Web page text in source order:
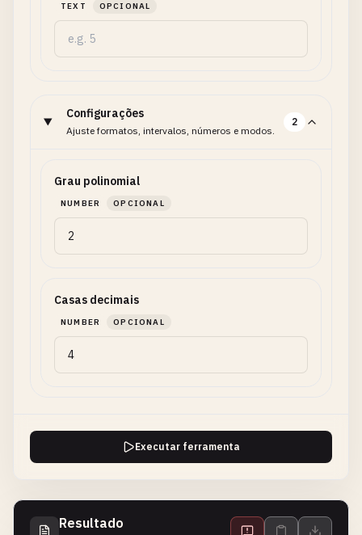
TEXT OPCIONAL
Configurações
Ajuste formatos, intervalos, números e modos.
2
Grau polinomial
NUMBER OPCIONAL
Casas decimais
NUMBER OPCIONAL
Executar ferramenta
Resultado